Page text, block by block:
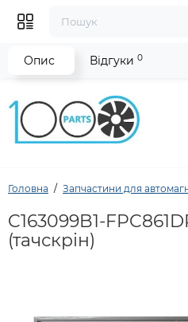
Головна Запчастини для
C163099B1-
(тачскрін)
Опис Відгуки 0